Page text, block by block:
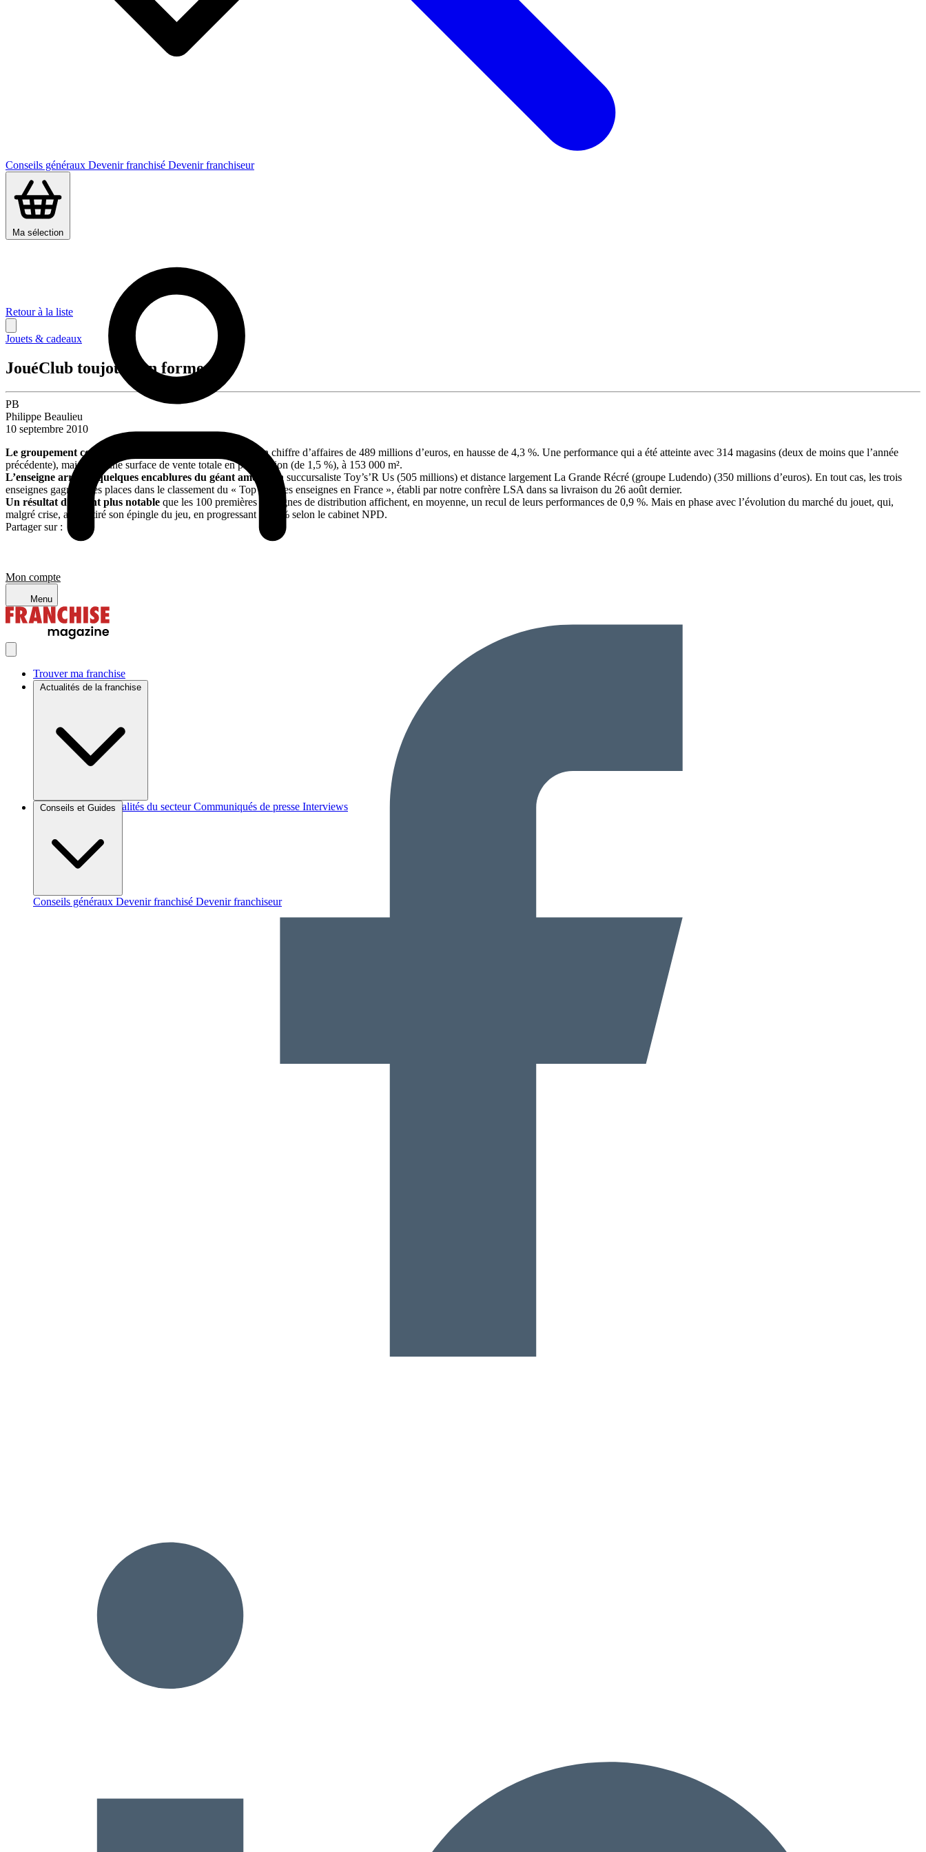
Conseils généraux Devenir franchisé Devenir franchiseur
Ma sélection
Mon compte
Menu
Trouver ma franchise
Actualités de la franchise
Brèves et actus Actualités du secteur Communiqués de presse Interviews
Conseils et Guides
Conseils généraux Devenir franchisé Devenir franchiseur
Retour à la liste
Jouets & cadeaux
JouéClub toujours en forme
PB
Philippe Beaulieu
10 septembre 2010
Le groupement coopératif
a réalisé, en 2009, un chiffre d’affaires de 489 millions d’euros, en hausse de 4,3 %. Une performance qui a été atteinte avec 314 magasins (deux de moins que l’année
précédente), mais avec une surface de vente totale en progression (de 1,5 %), à 153 000 m².
L’enseigne arrive à quelques encablures du géant américain succursaliste Toy’s’R Us (505 millions) et distance largement La Grande Récré (groupe Ludendo) (350 millions d’euros). En tout cas, les trois
enseignes gagnent des places dans le classement du « Top 100 des enseignes en France », établi par notre confrère LSA dans sa livraison du 26 août dernier.
Un résultat d’autant plus notable que les 100 premières enseignes de distribution affichent, en moyenne, un recul de leurs performances de 0,9 %. Mais en phase avec l’évolution du marché du jouet, qui,
malgré crise, a bien tiré son épingle du jeu, en progressant de 3 % selon le cabinet NPD.
Partager sur :